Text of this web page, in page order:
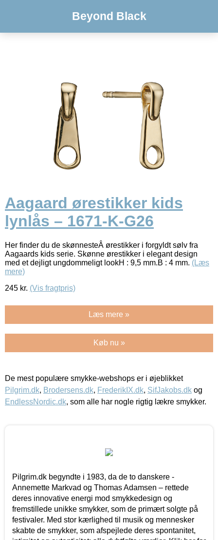
Beyond Black
Aagaard ørestikker kids
lynlås – 1671-K-G26
Her finder du de skønnesteÂ ørestikker i forgyldt sølv fra
Aagaards kids serie. Skønne ørestikker i elegant design
med et dejligt ungdommeligt lookH : 9,5 mm.B : 4 mm. (Læs
mere)
245 kr. (Vis fragtpris)
Læs mere »
Køb nu »
De mest populære smykke-webshops er i øjeblikket
Pilgrim.dk, Brodersens.dk, FrederikIX.dk, SifJakobs.dk og
EndlessNordic.dk, som alle har nogle rigtig lækre smykker.
Pilgrim.dk begyndte i 1983, da de to danskere -
Annemette Markvad og Thomas Adamsen – rettede
deres innovative energi mod smykkedesign og
fremstillede unikke smykker, som de primært solgte på
festivaler. Med stor kærlighed til musik og mennesker
skabte de smykker, som afspejlede deres spontanitet,